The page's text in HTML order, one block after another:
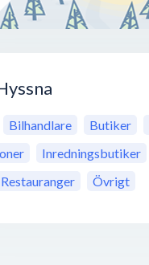
Bilhandlare Butiker
Inredningsbutiker
Restauranger Övrigt